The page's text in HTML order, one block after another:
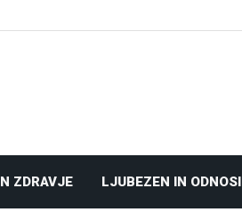
ZDRAVJE LJUBEZEN IN ODNOSI